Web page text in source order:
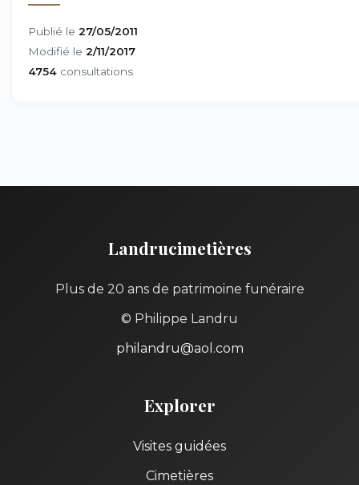
Publié le 27/05/2011
Modifié le 2/11/2017
4754 consultations
Landrucimetières
Plus de 20 ans de patrimoine funéraire
© Philippe Landru
philandru@aol.com
Explorer
Visites guidées
Cimetières